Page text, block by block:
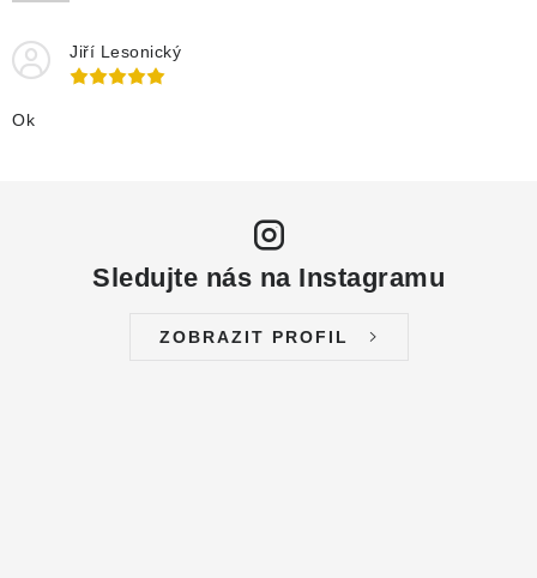
Jiří Lesonický
Ok
Sledujte nás na Instagramu
ZOBRAZIT PROFIL